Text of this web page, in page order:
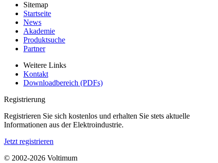
Sitemap
Startseite
News
Akademie
Produktsuche
Partner
Weitere Links
Kontakt
Downloadbereich (PDFs)
Registrierung
Registrieren Sie sich kostenlos und erhalten Sie stets aktuelle
Informationen aus der Elektroindustrie.
Jetzt registrieren
© 2002-2026 Voltimum